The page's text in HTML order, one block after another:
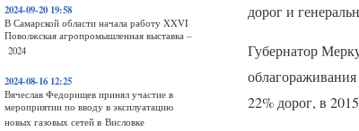
2024-09-20 19:58
В Самарской области начала работу XXVI
Поволжская агропромышленная выставка –
2024
2024-08-16 12:25
Вячеслав Федорищев принял участие в
мероприятии по вводу в эксплуатацию
новых газовых сетей в Висловке
дорог и
Губернатор
22% дорог, в